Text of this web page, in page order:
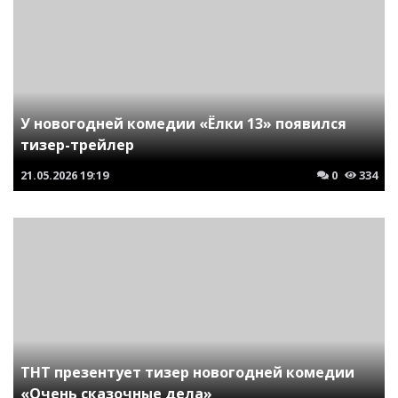
У новогодней комедии «Ёлки 13» появился
тизер-трейлер
21.05.202619:19 0 334
ТНТ презентует тизер новогодней комедии
«Очень сказочные дела»